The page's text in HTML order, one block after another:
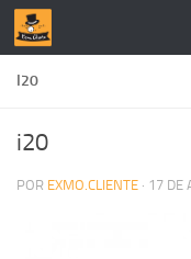
Skip to content
I20
i20
POR EXMO.CLIENTE · 17 DE